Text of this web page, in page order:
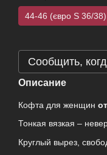
44-46 (євро S 36/38)
Сообщить,
Описание
Кофта для женщин
Тонкая вязкая –
Круглый вырез,